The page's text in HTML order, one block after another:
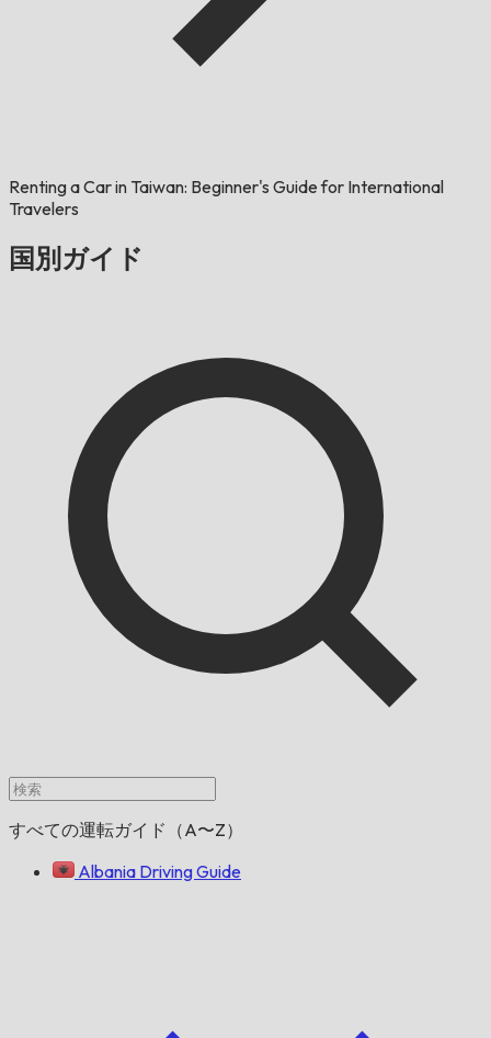
Renting a Car in Taiwan: Beginner's Guide for International
Travelers
国別ガイド
すべての運転ガイド（A〜Z）
Albania Driving Guide